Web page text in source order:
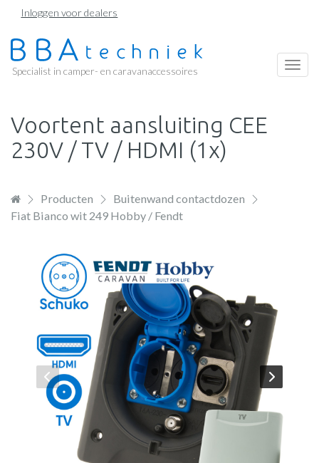
Overslaan
naar
de
Inloggen voor dealers
Specialist in camper- en caravanaccessoires
Voortent aansluiting CEE
230V / TV / HDMI (1x)
Producten
Buitenwand contactdozen
Fiat Bianco wit 249 Hobby / Fendt